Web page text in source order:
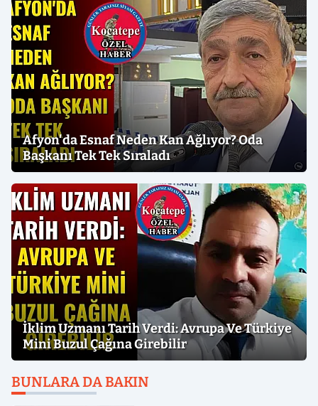
Afyon'da Esnaf Neden Kan Ağlıyor? Oda
Başkanı Tek Tek Sıraladı
İklim Uzmanı Tarih Verdi: Avrupa Ve Türkiye
Mini Buzul Çağına Girebilir
BUNLARA DA BAKIN